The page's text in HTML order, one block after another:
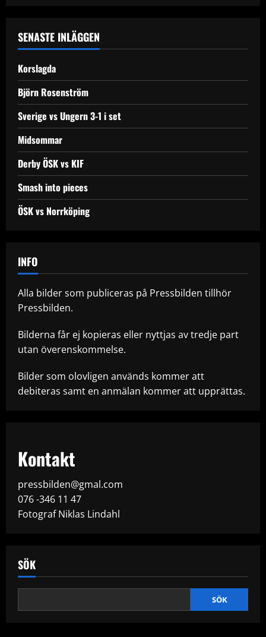
SENASTE INLÄGGEN
Korslagda
Björn Rosenström
Sverige vs Ungern 3-1 i set
Midsommar
Derby ÖSK vs KIF
Smash into pieces
ÖSK vs Norrköping
INFO
Alla bilder som publiceras på Pressbilden tillhör
Pressbilden.
Bilderna får ej kopieras eller nyttjas av tredje part
utan överenskommelse.
Bilder som olovligen används kommer att
debiteras samt en anmälan kommer att upprättas.
Kontakt
pressbilden@gmal.com
076 -346 11 47
Fotograf Niklas Lindahl
SÖK
SÖK